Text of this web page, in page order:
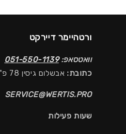
ורטהיימר דיירקט
וואטסאפ:051-550-1139
כתובת: אבשלום גיסין 78 פ"ת
SERVICE@WERTIS.PRO
שעות פעילות